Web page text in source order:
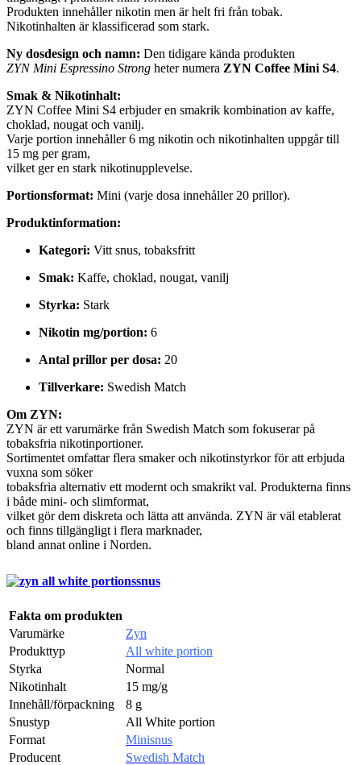
Produkten innehåller nikotin men är helt fri från tobak.
Nikotinhalten är klassificerad som stark.
Ny dosdesign och namn: Den tidigare kända produkten
ZYN Mini Espressino Strong heter numera ZYN Coffee Mini S4.
Smak & Nikotinhalt:
ZYN Coffee Mini S4 erbjuder en smakrik kombination av kaffe,
choklad, nougat och vanilj.
Varje portion innehåller 6 mg nikotin och nikotinhalten uppgår till
15 mg per gram,
vilket ger en stark nikotinupplevelse.
Portionsformat: Mini (varje dosa innehåller 20 prillor).
Produktinformation:
Kategori: Vitt snus, tobaksfritt
Smak: Kaffe, choklad, nougat, vanilj
Styrka: Stark
Nikotin mg/portion: 6
Antal prillor per dosa: 20
Tillverkare: Swedish Match
Om ZYN:
ZYN är ett varumärke från Swedish Match som fokuserar på
tobaksfria nikotinportioner.
Sortimentet omfattar flera smaker och nikotinstyrkor för att erbjuda
vuxna som söker
tobaksfria alternativ ett modernt och smakrikt val. Produkterna finns
i både mini- och slimformat,
vilket gör dem diskreta och lätta att använda. ZYN är väl etablerat
och finns tillgängligt i flera marknader,
bland annat online i Norden.
Fakta om produkten
Varumärke
Zyn
Produkttyp
All white portion
Styrka
Normal
Nikotinhalt
15 mg/g
Innehåll/förpackning
8 g
Snustyp
All White portion
Format
Minisnus
Producent
Swedish Match